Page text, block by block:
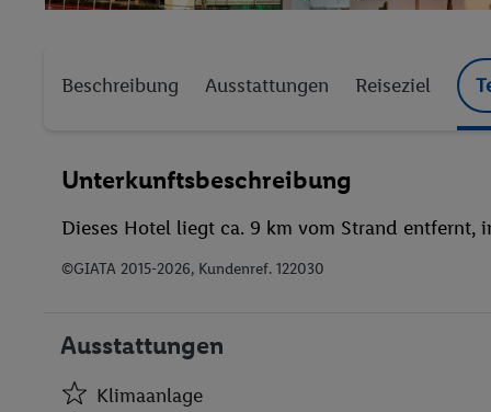
Beschreibung Ausstattungen Reiseziel
Unterkunftsbeschreibung
Dieses Hotel liegt ca. 9 km vom Strand entfernt,
©GIATA 2015-2026, Kundenref. 122030
Ausstattungen
Klimaanlage